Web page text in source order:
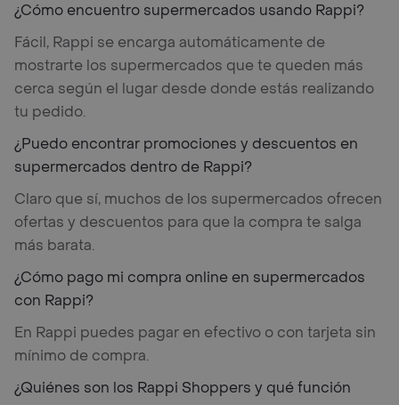
¿Cómo encuentro supermercados usando Rappi?
Fácil, Rappi se encarga automáticamente de
mostrarte los supermercados que te queden más
cerca según el lugar desde donde estás realizando
tu pedido.
¿Puedo encontrar promociones y descuentos en
supermercados dentro de Rappi?
Claro que sí, muchos de los supermercados ofrecen
ofertas y descuentos para que la compra te salga
más barata.
¿Cómo pago mi compra online en supermercados
con Rappi?
En Rappi puedes pagar en efectivo o con tarjeta sin
mínimo de compra.
¿Quiénes son los Rappi Shoppers y qué función